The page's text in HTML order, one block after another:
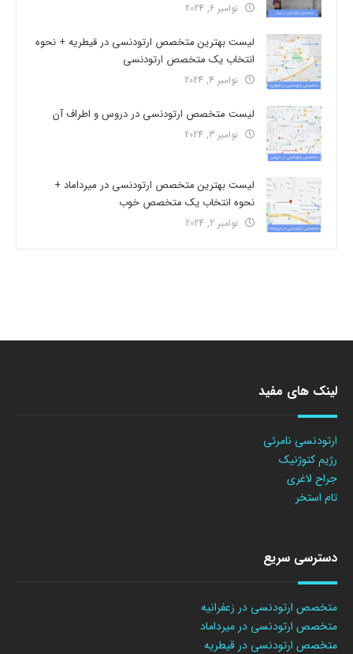
نوامبر 6, 2024
لیست بهترین متخصص ارتودنسی در قیطریه + نحوه
انتخاب یک متخصص ارتودنسی
نوامبر 4, 2024
لیست متخصص ارتودنسی در دروس و اطراف آن
نوامبر 3, 2024
لیست بهترین متخصص ارتودنسی در میرداماد +
نحوه انتخاب یک متخصص خوب
نوامبر 2, 2024
لینک های مفید
ارتودنسی نامرئی
رژیم کتوژنیک
جراح لاغری
تام استخر
دسترسی سریع
متخصص ارتودنسی در زعفرانیه
متخصص ارتودنسی در میرداماد
متخصص ارتودنسی در قیطریه